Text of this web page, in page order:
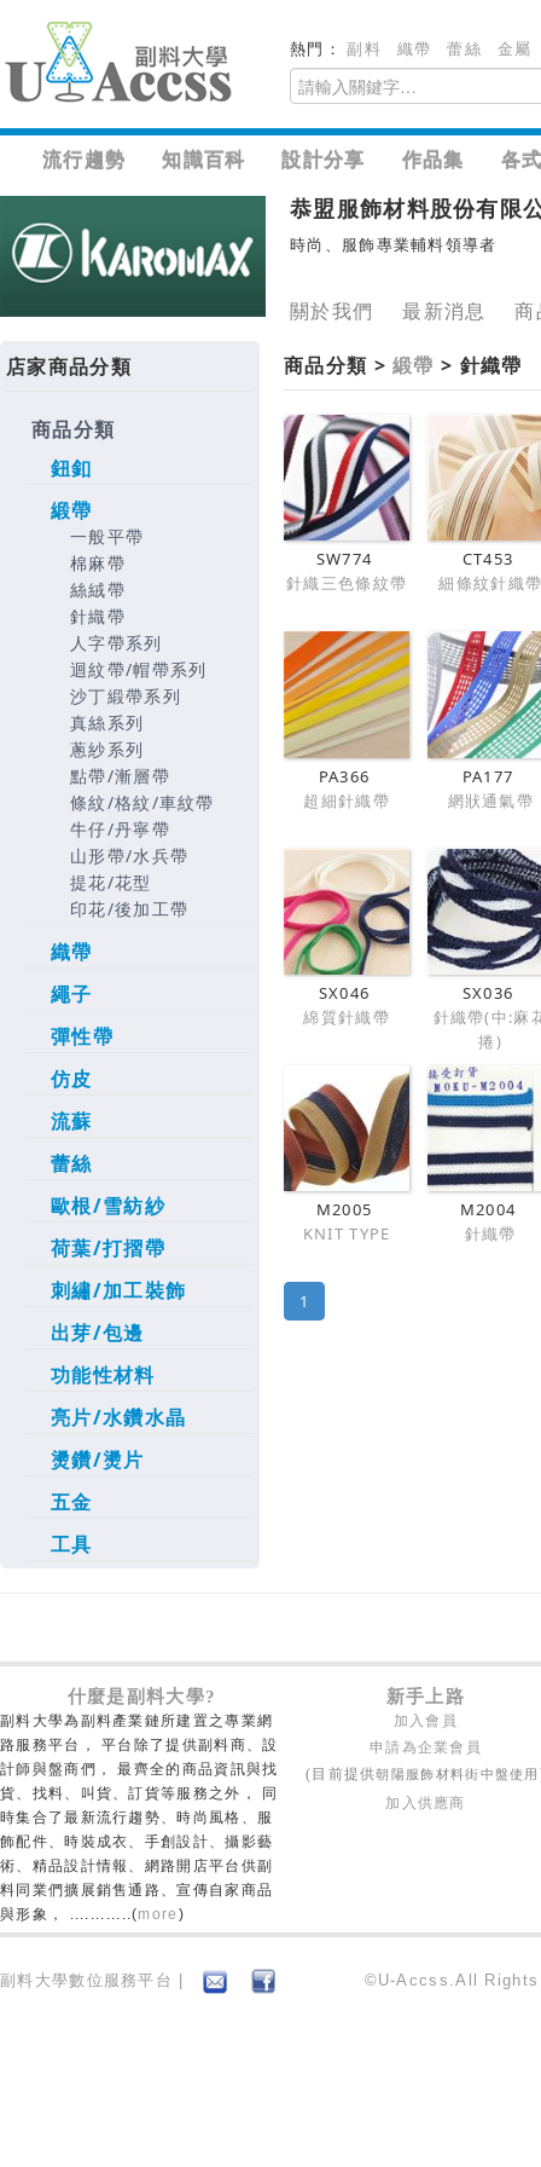
熱門：副料 織帶 蕾絲 金屬
流行趨勢 知識百科 設計分享 作品集 各
恭盟服飾材料股份有限
時尚、服飾專業輔料領導者
關於我們 最新消息 商
店家商品分類
商品分類
鈕釦
緞帶
一般平帶
棉麻帶
絲絨帶
針織帶
人字帶系列
迴紋帶/帽帶系列
沙丁緞帶系列
真絲系列
蔥紗系列
點帶/漸層帶
條紋/格紋/車紋帶
牛仔/丹寧帶
山形帶/水兵帶
提花/花型
印花/後加工帶
織帶
繩子
彈性帶
仿皮
流蘇
蕾絲
歐根/雪紡紗
荷葉/打摺帶
刺繡/加工裝飾
出芽/包邊
功能性材料
亮片/水鑽水晶
燙鑽/燙片
五金
工具
商品分類 >緞帶 > 針織帶
SW774
針織三色條紋帶
CT453
細條紋針織
PA366
超細針織帶
PA177
網狀通氣帶
SX046
綿質針織帶
SX036
針織帶(中:麻
捲)
M2005
KNIT TYPE
M2004
針織帶
1
什麼是副料大學? 新手上路
副料大學為副料產業鏈所建置之專業網
路服務平台， 平台除了提供副料商、設
計師與盤商們， 最齊全的商品資訊與找
貨、找料、叫貨、訂貨等服務之外， 同
時集合了最新流行趨勢、時尚風格、服
飾配件、時裝成衣、手創設計、攝影藝
術、精品設計情報、網路開店平台供副
料同業們擴展銷售通路、宣傳自家商品
與形象， ............(more )
加入會員
申請為企業會員
(目前提供朝陽服飾材料街中盤使用
加入供應商
副料大學數位服務平台 | ©U-Accss.All Rights